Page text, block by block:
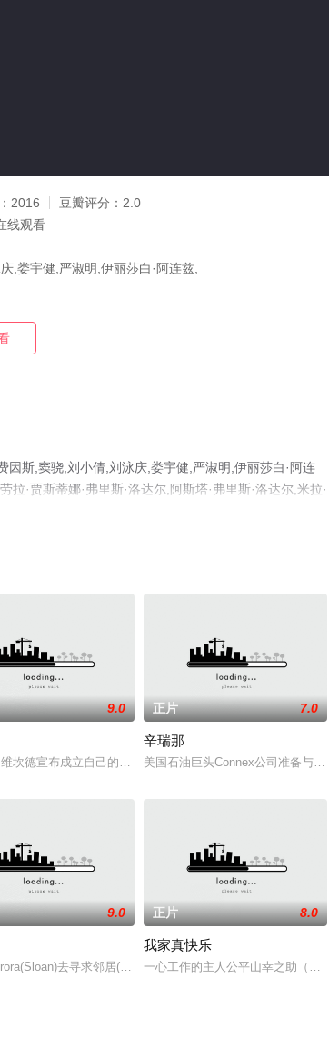
2016 豆瓣评分： 2.0
线观看
,娄宇健,严淑明,伊丽莎白·阿连兹,
因斯,窦骁,刘小倩,刘泳庆,娄宇健,严淑明,伊丽莎白·阿连
·贾斯蒂娜·弗里斯·洛达尔,阿斯塔·弗里斯·洛达尔,米拉·
莎白·雨菲,张国柱,李昂等演员精彩演绎的美国电影，手机
女人杰玛与丈夫一起搬到法国一个小乡村，与此同
对黑山一见钟情。在山中两人为伴修行，奈何桑玉年小耐不
9.0
坎德宣布成立自己的制片公司Vikarious Productions，公司
正片 7.0
辛瑞那
美国石油巨头Connex公司准备与
，英雄辈出，中华民族面临着重大的历史变革
人进行了隔离统治。德国商人奥斯卡·辛德勒（连姆·尼森
9.0
去寻求邻居(米科尔森)的帮助：她相信家人被住在自
正片 8.0
我家真快乐
一心工作的主人公平山幸之助（小